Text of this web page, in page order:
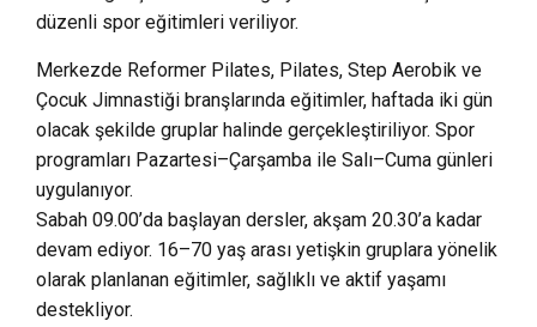
düzenli spor eğitimleri veriliyor.
Merkezde Reformer Pilates, Pilates, Step Aerobik ve
Çocuk Jimnastiği branşlarında eğitimler, haftada iki gün
olacak şekilde gruplar halinde gerçekleştiriliyor. Spor
programları Pazartesi–Çarşamba ile Salı–Cuma günleri
uygulanıyor.
Sabah 09.00’da başlayan dersler, akşam 20.30’a kadar
devam ediyor. 16–70 yaş arası yetişkin gruplara yönelik
olarak planlanan eğitimler, sağlıklı ve aktif yaşamı
destekliyor.